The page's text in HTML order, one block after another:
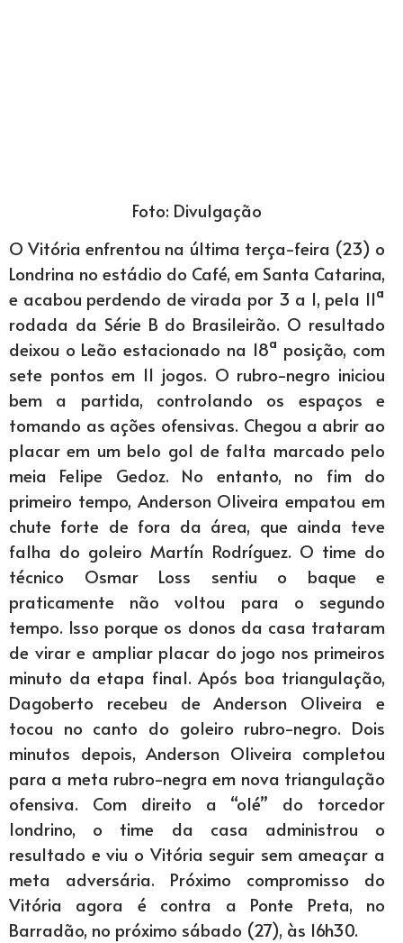
Foto: Divulgação
O Vitória enfrentou na última terça-feira (23) o
Londrina no estádio do Café, em Santa Catarina,
e acabou perdendo de virada por 3 a 1, pela 11ª
rodada da Série B do Brasileirão. O resultado
deixou o Leão estacionado na 18ª posição, com
sete pontos em 11 jogos. O rubro-negro iniciou
bem a partida, controlando os espaços e
tomando as ações ofensivas. Chegou a abrir ao
placar em um belo gol de falta marcado pelo
meia Felipe Gedoz. No entanto, no fim do
primeiro tempo, Anderson Oliveira empatou em
chute forte de fora da área, que ainda teve
falha do goleiro Martín Rodríguez. O time do
técnico Osmar Loss sentiu o baque e
praticamente não voltou para o segundo
tempo. Isso porque os donos da casa trataram
de virar e ampliar placar do jogo nos primeiros
minuto da etapa final. Após boa triangulação,
Dagoberto recebeu de Anderson Oliveira e
tocou no canto do goleiro rubro-negro. Dois
minutos depois, Anderson Oliveira completou
para a meta rubro-negra em nova triangulação
ofensiva. Com direito a “olé” do torcedor
londrino, o time da casa administrou o
resultado e viu o Vitória seguir sem ameaçar a
meta adversária. Próximo compromisso do
Vitória agora é contra a Ponte Preta, no
Barradão, no próximo sábado (27), às 16h30.